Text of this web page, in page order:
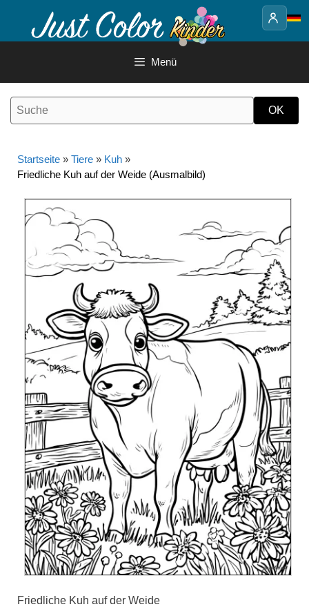
Inhalt
Menü
Startseite » Tiere » Kuh »
Friedliche Kuh auf der Weide (Ausmalbild)
Friedliche Kuh auf der Weide